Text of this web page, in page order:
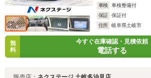
車検
車検整備付
保証
保証付
住所
岐阜県土岐市
無
料
今すぐ在庫確認・見積依頼
電話する